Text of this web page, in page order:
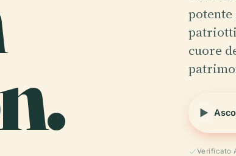
cuore
Verificato